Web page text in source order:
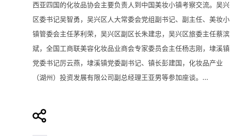
西亚四国的化妆品协会主要负责人到中国美妆小镇考察交流。吴兴
区委书记吴智勇，吴兴区人大常委会党组副书记、副主任、美妆小
镇管委会主任茅利荣，吴兴区副区长朱建忠，吴兴区旅委主任蔡滨
斌，全国工商联美容化妆品业商会专家委员会主任杨志刚，埭溪镇
党委书记厉云燕，埭溪镇党委副书记、镇长彭建国，化妆品产业
（湖州）投资发展有限公司副总经理王亚男等参加座谈。...